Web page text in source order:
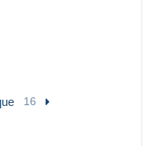
16